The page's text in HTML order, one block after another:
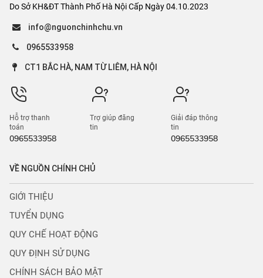
Do Sở KH&ĐT Thành Phố Hà Nội Cấp Ngày 04.10.2023
info@nguonchinhchu.vn
0965533958
CT1 BẮC HÀ, NAM TỪ LIÊM, HÀ NỘI
Hỗ trợ thanh
toán
0965533958
Trợ giúp đăng
tin
Giải đáp thông
tin
0965533958
VỀ NGUỒN CHÍNH CHỦ
GIỚI THIỆU
TUYỂN DỤNG
QUY CHẾ HOẠT ĐỘNG
QUY ĐỊNH SỬ DỤNG
CHÍNH SÁCH BẢO MẬT